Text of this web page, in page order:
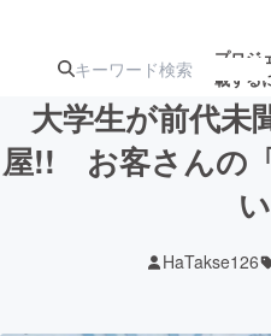
プロジ
載する
注目の新着プ
大学生が前代未
屋!! お客さんの
HaTakse126